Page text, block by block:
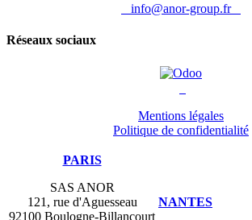
info@anor-group.fr
Réseaux sociaux
Mentions légales
Politique de confidentialité
PARIS
SAS ANOR
121, rue d'Aguesseau
92100 Boulogne-Billancourt
NANTES